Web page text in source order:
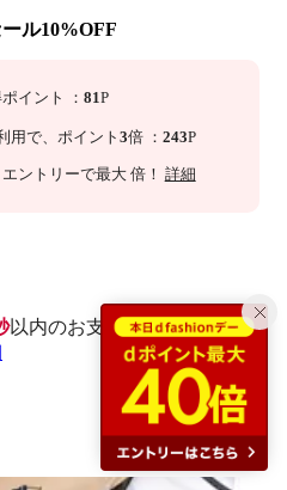
ル10%OFF
イント ： 81P
用で、 ポイント 3倍 ： 243P
エントリーで最大 倍！ 詳細
以内のお支払いで